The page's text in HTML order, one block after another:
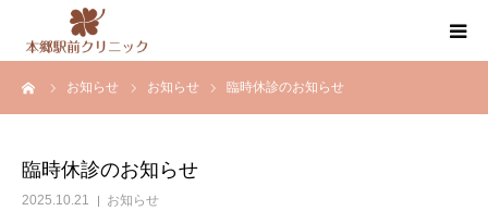
お知らせ お知らせ 臨時休診のお知らせ
臨時休診のお知らせ
2025.10.21 お知らせ
クリニック案内